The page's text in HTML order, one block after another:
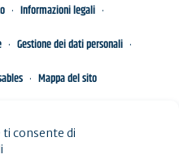
Informazioni legali
Gestione dei dati personali
Mappa del sito
ti consente di